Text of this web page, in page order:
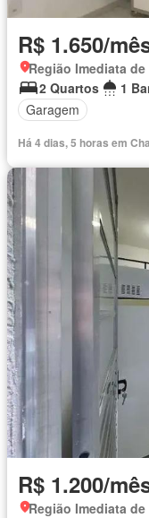
R$ 1.650/
2 Quartos
1
Garagem
Há 4 dias, 5 horas em
R$ 1.200/